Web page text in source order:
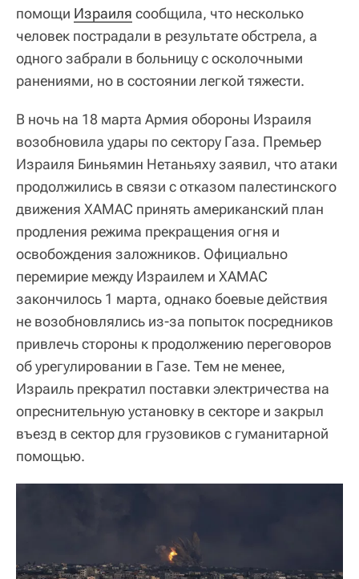
помощи Израиля сообщила, что несколько
человек пострадали в результате обстрела, а
одного забрали в больницу с осколочными
ранениями, но в состоянии легкой тяжести.
В ночь на 18 марта Армия обороны Израиля
возобновила удары по сектору Газа. Премьер
Израиля Биньямин Нетаньяху заявил, что атаки
продолжились в связи с отказом палестинского
движения ХАМАС принять американский план
продления режима прекращения огня и
освобождения заложников. Официально
перемирие между Израилем и ХАМАС
закончилось 1 марта, однако боевые действия
не возобновлялись из-за попыток посредников
привлечь стороны к продолжению переговоров
об урегулировании в Газе. Тем не менее,
Израиль прекратил поставки электричества на
опреснительную установку в секторе и закрыл
въезд в сектор для грузовиков с гуманитарной
помощью.